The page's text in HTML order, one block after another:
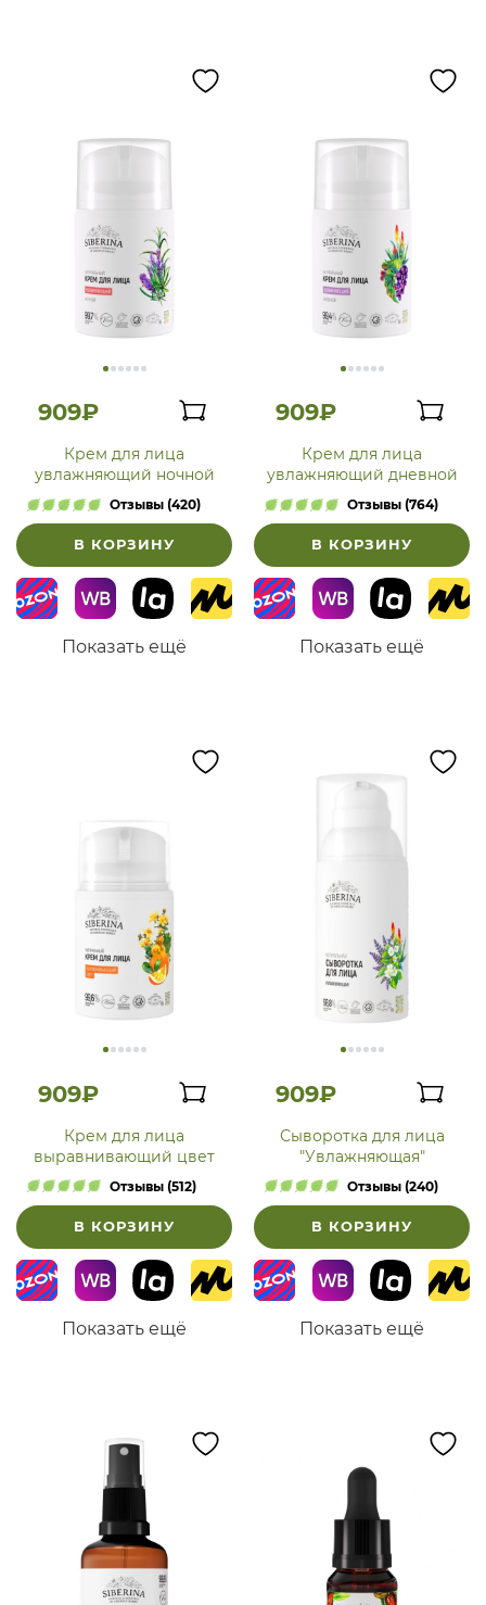
909₽
Крем для лица
увлажняющий ночной
Отзывы (420)
В КОРЗИНУ
Показать ещё
909₽
Крем для лица
увлажняющий дневной
Отзывы (764)
В КОРЗИНУ
Показать ещё
909₽
Крем для лица
выравнивающий цвет
Отзывы (512)
В КОРЗИНУ
Показать ещё
909₽
Сыворотка для лица
"Увлажняющая"
Отзывы (240)
В КОРЗИНУ
Показать ещё